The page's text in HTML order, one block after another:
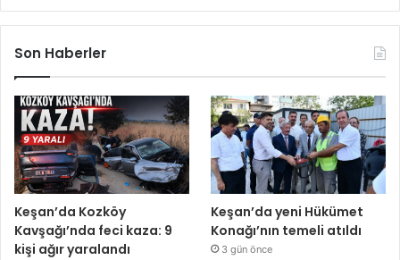
Son Haberler
Keşan’da Kozköy
Kavşağı’nda feci kaza: 9
kişi ağır yaralandı
Keşan’da yeni Hükümet
Konağı’nın temeli atıldı
3 gün önce